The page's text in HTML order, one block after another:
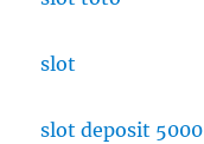
slot
slot deposit 5000